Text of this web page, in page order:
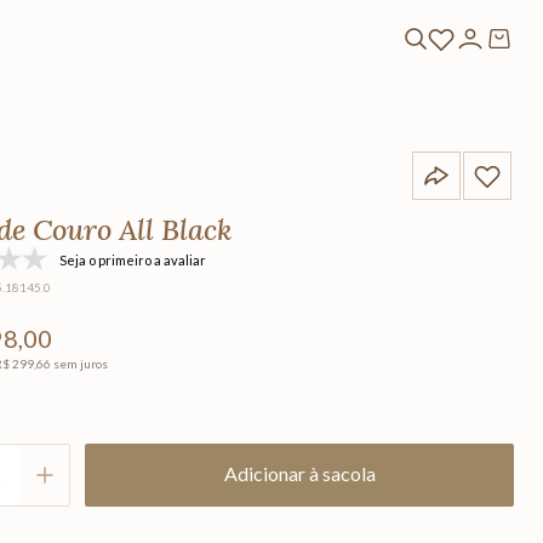
Couro All Black
Seja o primeiro a avaliar
,00
299,66 sem juros
Adicionar à sacola